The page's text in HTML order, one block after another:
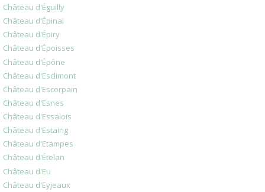
Château d'Éguilly
Château d'Épinal
Château d'Épiry
Château d'Époisses
Château d'Épône
Château d'Esclimont
Château d'Escorpain
Château d'Esnes
Château d'Essalois
Château d'Estaing
Château d'Etampes
Château d'Ételan
Château d'Eu
Château d'Eyjeaux